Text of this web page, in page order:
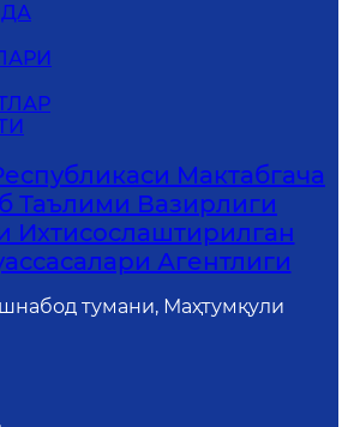
Мактабгача
Таълими Вазирлиги
Ихтисослаштирилган
Агентлиги
тумани, Маҳтумқули